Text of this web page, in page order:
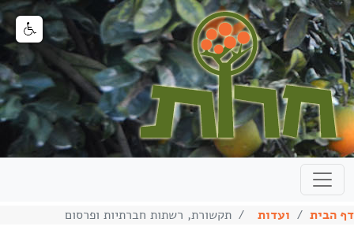
דף הבית ועדות תקשורת, רשתות חברתיות ופרסום